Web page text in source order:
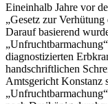
Eineinhalb Jahre vor
„Gesetz zur
Darauf basierend
diagnos­tizierten
handschriftlichen
Amtsgericht Konstanz